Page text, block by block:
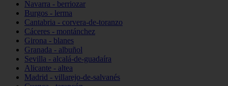
Navarra - berriozar
Burgos - lerma
Cantabria - corvera-de-toranzo
Cáceres - montánchez
Girona - blanes
Granada - albuñol
Sevilla - alcalá-de-guadaíra
Alicante - altea
Madrid - villarejo-de-salvanés